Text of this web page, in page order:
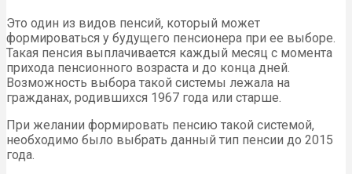
Это один из видов пенсий, который может
формироваться у будущего пенсионера при ее выборе.
Такая пенсия выплачивается каждый месяц с момента
прихода пенсионного возраста и до конца дней.
Возможность выбора такой системы лежала на
гражданах, родившихся 1967 года или старше.
При желании формировать пенсию такой системой,
необходимо было выбрать данный тип пенсии до 2015
года.